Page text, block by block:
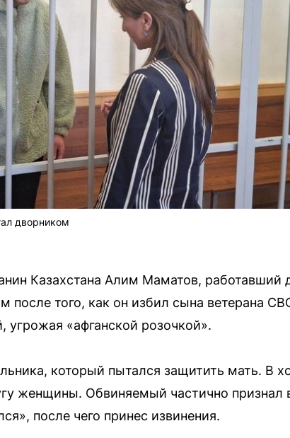
дворником
Казахстана Алим Маматов, работавший
после того, как он избил сына ветерана
«афганской розочкой».
который пытался защитить мать. В
женщины. Обвиняемый частично признал
после чего принес извинения.